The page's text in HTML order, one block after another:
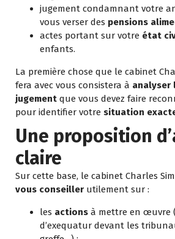
jugement condamnant votre
vous verser des pensions
actes portant sur votre état
enfants.
La première chose que le cabinet
fera avec vous consistera à analyser
jugement que vous devez faire
pour identifier votre situation
Une proposition
claire
Sur cette base, le cabinet Charles
vous conseiller utilement sur :
les actions à mettre en œuvre
d’exequatur devant les